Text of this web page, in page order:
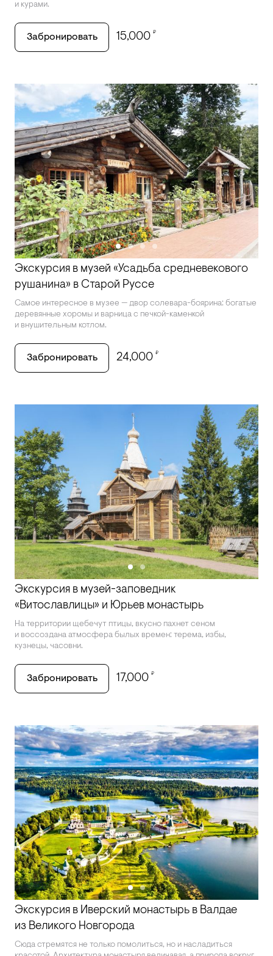
и курами.
Забронировать 15,000 ₽
Экскурсия в музей «Усадьба средневекового
рушанина» в Старой Руссе
Самое интересное в музее — двор солевара-боярина: богатые
деревянные хоромы и варница с печкой-каменкой
и внушительным котлом.
Забронировать 24,000 ₽
Экскурсия в музей-заповедник
«Витославлицы» и Юрьев монастырь
На территории щебечут птицы, вкусно пахнет сеном
и воссоздана атмосфера былых времен: терема, избы,
кузнецы, часовни.
Забронировать 17,000 ₽
Экскурсия в Иверский монастырь в Валдае
из Великого Новгорода
Сюда стремятся не только помолиться, но и насладиться